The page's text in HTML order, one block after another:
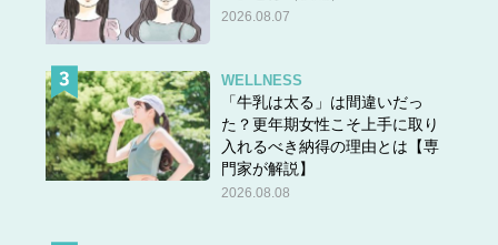
2026.08.07
WELLNESS
「牛乳は太る」は間違いだっ
た？更年期女性こそ上手に取り
入れるべき納得の理由とは【専
門家が解説】
2026.08.08